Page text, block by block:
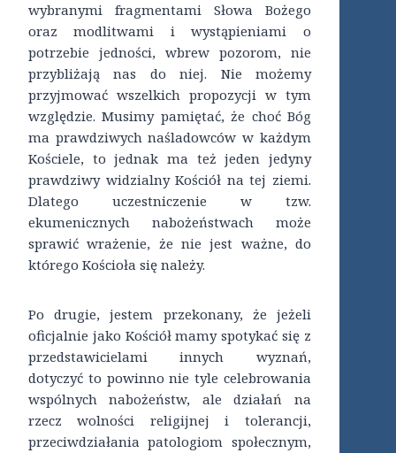
wybranymi fragmentami Słowa Bożego
oraz modlitwami i wystąpieniami o
potrzebie jedności, wbrew pozorom, nie
przybliżają nas do niej. Nie możemy
przyjmować wszelkich propozycji w tym
względzie. Musimy pamiętać, że choć Bóg
ma prawdziwych naśladowców w każdym
Kościele, to jednak ma też jeden jedyny
prawdziwy widzialny Kościół na tej ziemi.
Dlatego uczestniczenie w tzw.
ekumenicznych nabożeństwach może
sprawić wrażenie, że nie jest ważne, do
którego Kościoła się należy.
Po drugie, jestem przekonany, że jeżeli
oficjalnie jako Kościół mamy spotykać się z
przedstawicielami innych wyznań,
dotyczyć to powinno nie tyle celebrowania
wspólnych nabożeństw, ale działań na
rzecz wolności religijnej i tolerancji,
przeciwdziałania patologiom społecznym,